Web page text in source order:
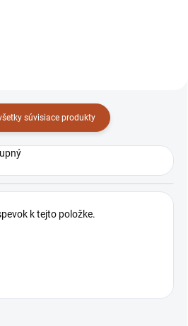
súvisiace produkty
k tejto položke.